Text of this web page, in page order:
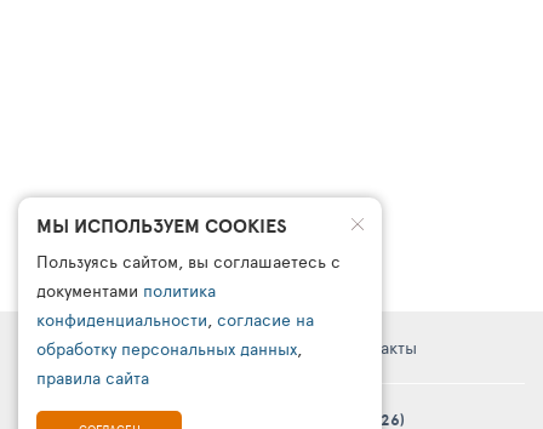
Правовая информация Поддержка Контакты
© Платформа «ТурСайт Про» в.5.2.0 (2003 - 2026)
МЫ ИСПОЛЬЗУЕМ COOKIES
Пользуясь сайтом, вы соглашаетесь с
документами политика
конфиденциальности, согласие на
обработку персональных данных,
правила сайта